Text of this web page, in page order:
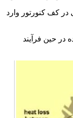
کف کنورتور وارد
در حین فرآیند